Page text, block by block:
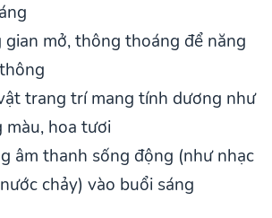
gian mở, thông thoáng để năng
trang trí mang tính dương như
màu, hoa tươi
âm thanh sống động (như nhạc
chảy) vào buổi sáng